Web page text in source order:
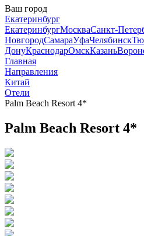
Ваш город
Екатеринбург
ЕкатеринбургМоскваСанкт-
НовгородСамараУфаЧелябинск
ДонуКраснодарОмскКазань
Главная
Направления
Китай
Отели
Palm Beach Resort 4*
Palm Beach Resort 4*